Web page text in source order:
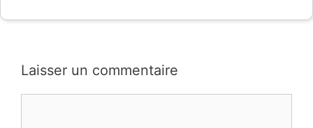
Laisser un commentaire